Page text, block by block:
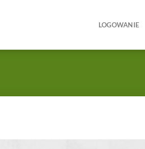
LOGOWANIE